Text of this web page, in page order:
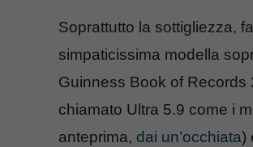
Soprattutto la sottigliezza,
simpaticissima modella
Guinness Book of Records
chiamato Ultra 5.9 come i
anteprima, dai un’occhiata)